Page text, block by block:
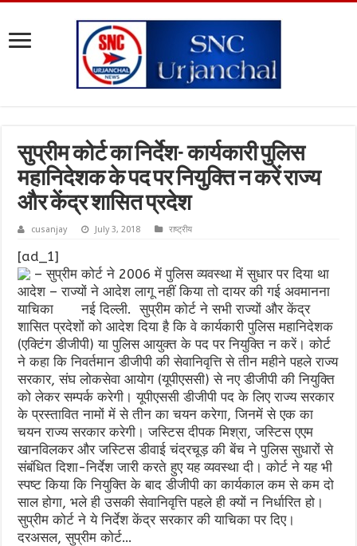
सुप्रीम कोर्ट का निर्देश- कार्यकारी पुलिस
महानिदेशक के पद पर नियुक्ति न करें राज्य
और केंद्र शासित प्रदेश
cusanjay July 3, 2018 राष्ट्रीय
[ad_1]
– सुप्रीम कोर्ट ने 2006 में पुलिस व्यवस्था में सुधार पर दिया था
आदेश – राज्यों ने आदेश लागू नहीं किया तो दायर की गई अवमानना
याचिका नई दिल्ली. सुप्रीम कोर्ट ने सभी राज्यों और केंद्र
शासित प्रदेशों को आदेश दिया है कि वे कार्यकारी पुलिस महानिदेशक
(एक्टिंग डीजीपी) या पुलिस आयुक्त के पद पर नियुक्ति न करें। कोर्ट
ने कहा कि निवर्तमान डीजीपी की सेवानिवृत्ति से तीन महीने पहले राज्य
सरकार, संघ लोकसेवा आयोग (यूपीएससी) से नए डीजीपी की नियुक्ति
को लेकर सम्पर्क करेगी। यूपीएससी डीजीपी पद के लिए राज्य सरकार
के प्रस्तावित नामों में से तीन का चयन करेगा, जिनमें से एक का
चयन राज्य सरकार करेगी। जस्टिस दीपक मिश्रा, जस्टिस एएम
खानविलकर और जस्टिस डीवाई चंद्रचूड़ की बेंच ने पुलिस सुधारों से
संबंधित दिशा-निर्देश जारी करते हुए यह व्यवस्था दी। कोर्ट ने यह भी
स्पष्ट किया कि नियुक्ति के बाद डीजीपी का कार्यकाल कम से कम दो
साल होगा, भले ही उसकी सेवानिवृत्ति पहले ही क्यों न निर्धारित हो।
सुप्रीम कोर्ट ने ये निर्देश केंद्र सरकार की याचिका पर दिए।
दरअसल, सुप्रीम कोर्ट…